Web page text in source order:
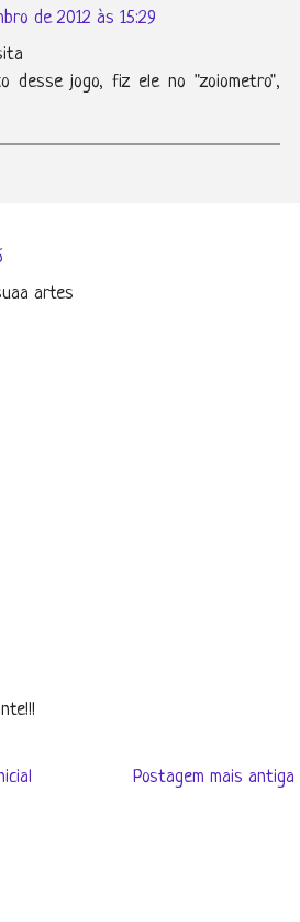
de 2012 às 15:29
desse jogo, fiz ele no "zoiometro",
artes
Postagem mais antiga